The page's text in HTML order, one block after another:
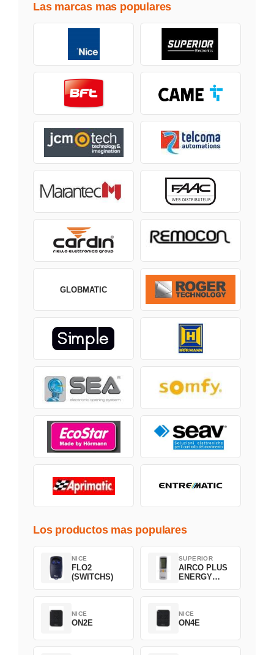
Las marcas mas populares
GLOBMATIC
Los productos mas populares
NICE
FLO2
(SWITCHS)
SUPERIOR
AIRCO PLUS
ENERGY
NICE
ON2E
NICE
ON4E